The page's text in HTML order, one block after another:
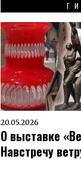
20.05.2026
О выставке
Навстречу